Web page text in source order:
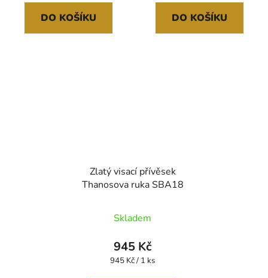
DO KOŠÍKU DO KOŠÍKU
Zlatý visací přívěsek
Thanosova ruka SBA18
Skladem
945 Kč
Měrná
945 Kč / 1 ks